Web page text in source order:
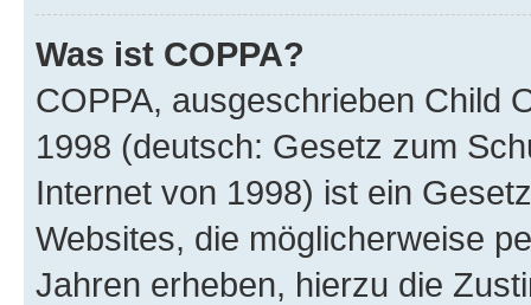
Was ist COPPA?
COPPA, ausgeschrieben Child
1998 (deutsch: Gesetz zum
Internet von 1998) ist ein
Websites, die möglicherweise
Jahren erheben, hierzu die